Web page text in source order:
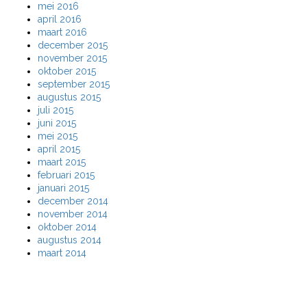
mei 2016
april 2016
maart 2016
december 2015
november 2015
oktober 2015
september 2015
augustus 2015
juli 2015
juni 2015
mei 2015
april 2015
maart 2015
februari 2015
januari 2015
december 2014
november 2014
oktober 2014
augustus 2014
maart 2014